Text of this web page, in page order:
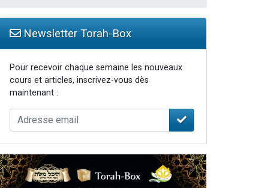
Newsletter Torah-Box
Pour recevoir chaque semaine les nouveaux
cours et articles, inscrivez-vous dès
maintenant :